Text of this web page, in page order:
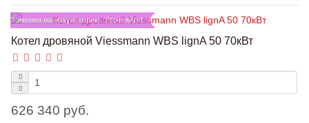
Заменен на новую серию. Уточняйте!
Котел дровяной Viessmann WBS lignA 50 70кВт
626 340 руб.